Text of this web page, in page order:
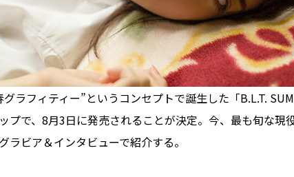
ラフィティー”というコンセプトで誕生した「B.L.T.
プで、8月3日に発売されることが決定。今、最も旬な現
ビア＆インタビューで紹介する。